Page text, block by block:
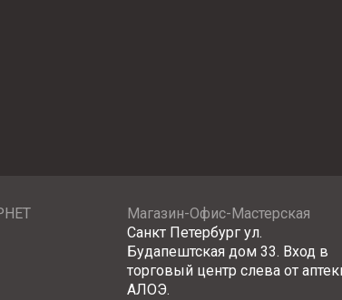
Магазин-Офис-Мастерская
Санкт Петербург ул.
Будапештская дом 33. Вход в
торговый центр слева от
АЛОЭ.